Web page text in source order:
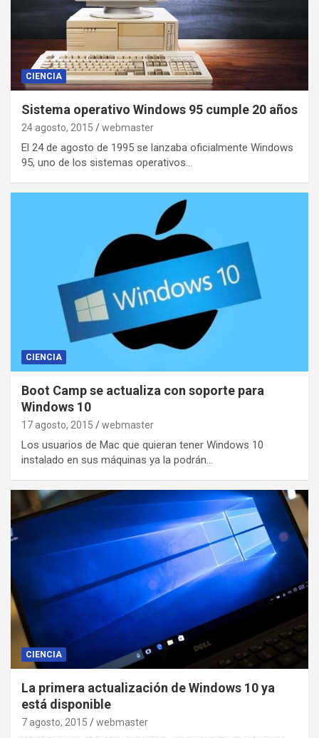
CIENCIA
Sistema operativo Windows 95 cumple 20 años
24 agosto, 2015 webmaster
El 24 de agosto de 1995 se lanzaba oficialmente Windows
95, uno de los sistemas operativos…
CIENCIA
Boot Camp se actualiza con soporte para
Windows 10
17 agosto, 2015 webmaster
Los usuarios de Mac que quieran tener Windows 10
instalado en sus máquinas ya la podrán…
CIENCIA
La primera actualización de Windows 10 ya
está disponible
7 agosto, 2015 webmaster